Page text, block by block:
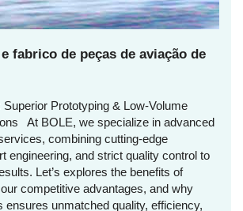
fabrico de peças de aviação de
Prototyping & Low-Volume
At BOLE, we specialize in advanced
combining cutting-edge
engineering, and strict quality control to
Let’s explores the benefits of
competitive advantages, and why
ensures unmatched quality, efficiency,